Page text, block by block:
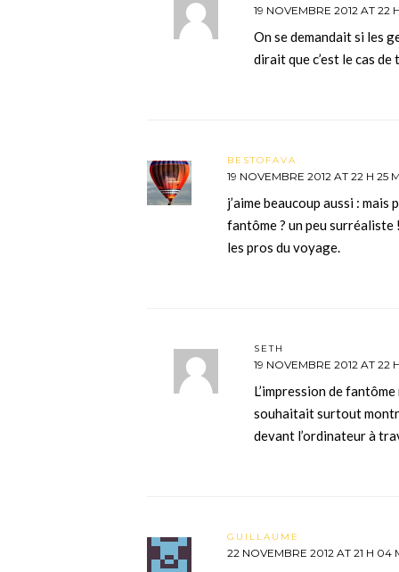
19 NOVEMBRE 2012 AT 22
On se demandait si les
dirait que c’est le cas
BESTOFAVA
19 NOVEMBRE 2012 AT 22 H 25
j’aime beaucoup aussi :
fantôme ? un peu surréaliste
les pros du voyage.
SETH
19 NOVEMBRE 2012 AT 22
L’impression de
souhaitait surtout
devant l’ordinateur à
GUILLAUME
22 NOVEMBRE 2012 AT 21 H 04